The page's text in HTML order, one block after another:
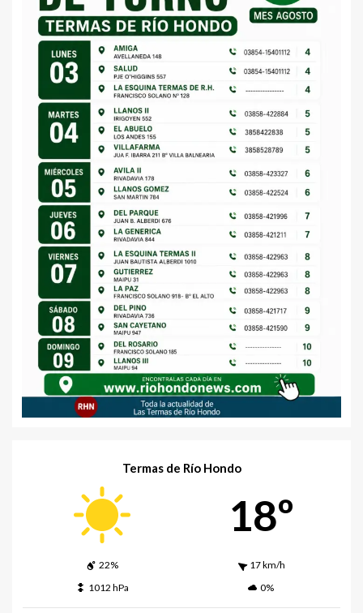
Termas de Río Hondo
18º
22%
17 km/h
1012 hPa
0%